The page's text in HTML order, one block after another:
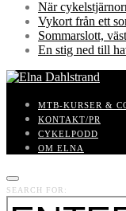
När
Vykort från ett
Sommarslott,
En stig ned till
MTB-KURSER &
KONTAKT/PR
CYKELPODD
OM ELNA
SEARCH FOR: